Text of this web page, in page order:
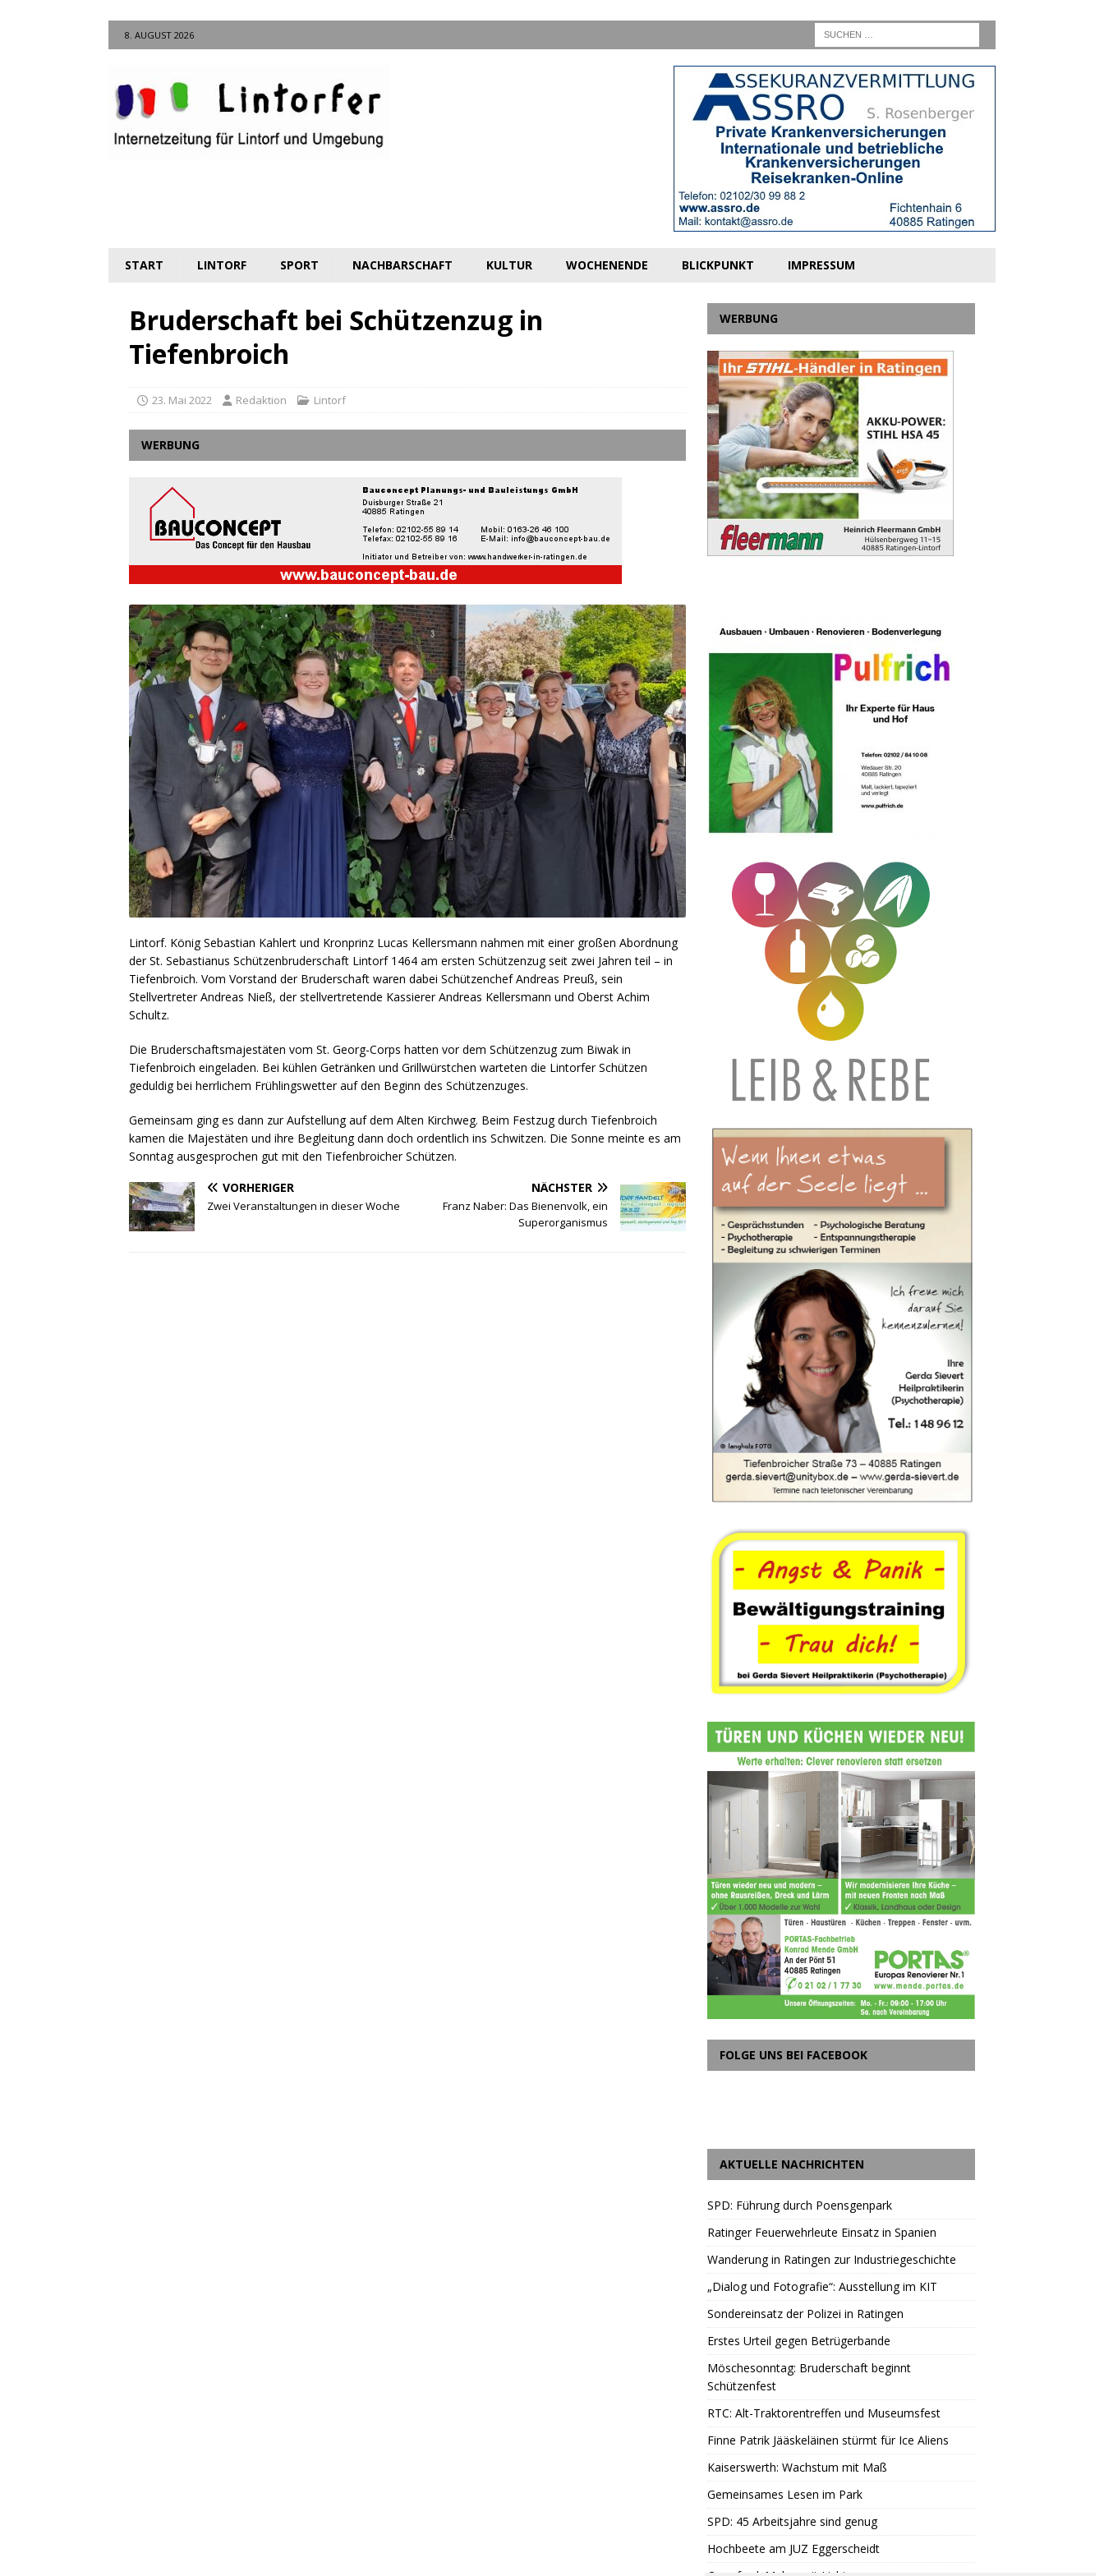
8. AUGUST 2026
START LINTORF SPORT NACHBARSCHAFT KULTUR WOCHENENDE BLICKPUNKT IMPRESSUM
Bruderschaft bei Schützenzug in
Tiefenbroich
23. Mai 2022 Redaktion Lintorf
WERBUNG
Lintorf. König Sebastian Kahlert und Kronprinz Lucas Kellersmann nahmen mit einer großen Abordnung
der St. Sebastianus Schützenbruderschaft Lintorf 1464 am ersten Schützenzug seit zwei Jahren teil – in
Tiefenbroich. Vom Vorstand der Bruderschaft waren dabei Schützenchef Andreas Preuß, sein
Stellvertreter Andreas Nieß, der stellvertretende Kassierer Andreas Kellersmann und Oberst Achim
Schultz.
Die Bruderschaftsmajestäten vom St. Georg-Corps hatten vor dem Schützenzug zum Biwak in
Tiefenbroich eingeladen. Bei kühlen Getränken und Grillwürstchen warteten die Lintorfer Schützen
geduldig bei herrlichem Frühlingswetter auf den Beginn des Schützenzuges.
Gemeinsam ging es dann zur Aufstellung auf dem Alten Kirchweg. Beim Festzug durch Tiefenbroich
kamen die Majestäten und ihre Begleitung dann doch ordentlich ins Schwitzen. Die Sonne meinte es am
Sonntag ausgesprochen gut mit den Tiefenbroicher Schützen.
VORHERIGER
Zwei Veranstaltungen in dieser Woche
NÄCHSTER
Franz Naber: Das Bienenvolk, ein
Superorganismus
WERBUNG
FOLGE UNS BEI FACEBOOK
AKTUELLE NACHRICHTEN
SPD: Führung durch Poensgenpark
Ratinger Feuerwehrleute Einsatz in Spanien
Wanderung in Ratingen zur Industriegeschichte
„Dialog und Fotografie“: Ausstellung im KIT
Sondereinsatz der Polizei in Ratingen
Erstes Urteil gegen Betrügerbande
Möschesonntag: Bruderschaft beginnt
Schützenfest
RTC: Alt-Traktorentreffen und Museumsfest
Finne Patrik Jääskeläinen stürmt für Ice Aliens
Kaiserswerth: Wachstum mit Maß
Gemeinsames Lesen im Park
SPD: 45 Arbeitsjahre sind genug
Hochbeete am JUZ Eggerscheidt